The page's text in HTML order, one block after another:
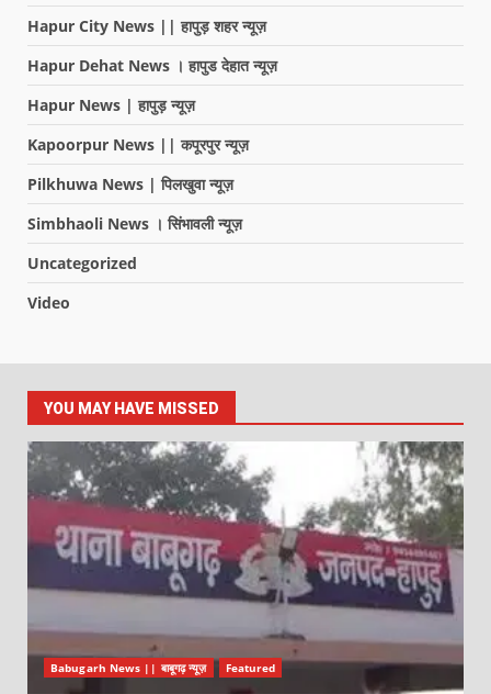
Hapur City News || हापुड़ शहर न्यूज़
Hapur Dehat News । हापुड देहात न्यूज़
Hapur News | हापुड़ न्यूज़
Kapoorpur News || कपूरपुर न्यूज़
Pilkhuwa News | पिलखुवा न्यूज़
Simbhaoli News । सिंभावली न्यूज़
Uncategorized
Video
YOU MAY HAVE MISSED
Babugarh News || बाबूगढ़ न्यूज़ Featured